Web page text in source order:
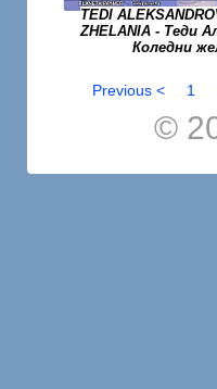
TEDI
ZHELANIA - Теди
Коледни
Previous < 1
©